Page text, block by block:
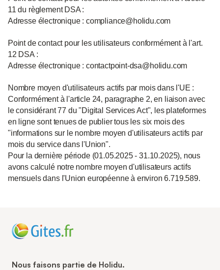
11 du règlement DSA :
Adresse électronique : compliance@holidu.com
Point de contact pour les utilisateurs conformément à l'art.
12 DSA :
Adresse électronique : contactpoint-dsa@holidu.com
Nombre moyen d'utilisateurs actifs par mois dans l'UE :
Conformément à l'article 24, paragraphe 2, en liaison avec
le considérant 77 du "Digital Services Act", les plateformes
en ligne sont tenues de publier tous les six mois des
"informations sur le nombre moyen d'utilisateurs actifs par
mois du service dans l'Union".
Pour la dernière période (01.05.2025 - 31.10.2025), nous
avons calculé notre nombre moyen d'utilisateurs actifs
mensuels dans l'Union européenne à environ 6.719.589.
Nous faisons partie de Holidu.